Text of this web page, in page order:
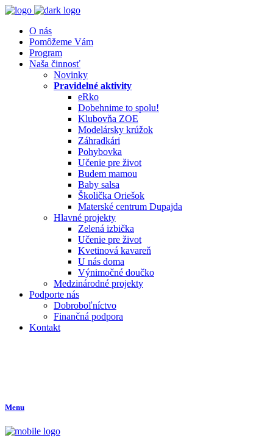
O nás
Pomôžeme Vám
Program
Naša činnosť
Novinky
Pravidelné aktivity
eRko
Dobehnime to spolu!
Klubovňa ZOE
Modelársky krúžok
Záhradkári
Pohybovka
Učenie pre život
Budem mamou
Baby salsa
Školička Oriešok
Materské centrum Dupajda
Hlavné projekty
Zelená izbička
Učenie pre život
Kvetinová kavareň
U nás doma
Výnimočné doučko
Medzinárodné projekty
Podporte nás
Dobroboľníctvo
Finančná podpora
Kontakt
Menu